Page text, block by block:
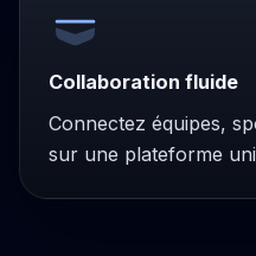
Collaboration fluide
Connectez équipes,
sur une plateforme